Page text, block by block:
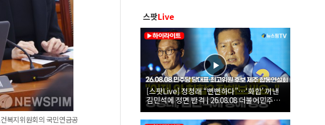
복지위원회의 국민연금공
스팟Live
[스팟Live] 정청래 “뻔뻔하다”…‘화합’ 꺼낸
김민석에 정면 반격 | 26.08.08 더불어민주당
당대표·최고위원 후보 제주 합동연설회